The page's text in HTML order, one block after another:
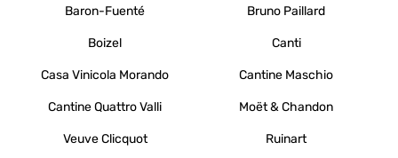
Baron-Fuenté Bruno Paillard
Boizel Canti
Casa Vinicola Morando Cantine Maschio
Cantine Quattro Valli Moët & Chandon
Veuve Clicquot Ruinart